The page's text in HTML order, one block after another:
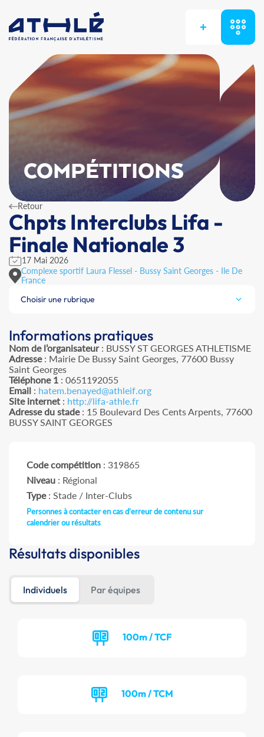
+
COMPÉTITIONS
Retour
Chpts Interclubs Lifa -
Finale Nationale 3
17 Mai 2026
Complexe sportif Laura Flessel - Bussy Saint Georges - Ile De
France
Choisir une rubrique
Informations pratiques
Nom de l’organisateur: BUSSY ST GEORGES ATHLETISME
Adresse: Mairie De Bussy Saint Georges, 77600 Bussy
Saint Georges
Téléphone 1 : 0651192055
Email : hatem.benayed@athleif.org
Site internet : http://lifa-athle.fr
Adresse du stade: 15 Boulevard Des Cents Arpents, 77600
BUSSY SAINT GEORGES
Code compétition : 319865
Niveau : Régional
Type: Stade / Inter-Clubs
Personnes à contacter en cas d'erreur de contenu sur
calendrier ou résultats
Résultats disponibles
Individuels Par équipes
100m / TCF
100m / TCM